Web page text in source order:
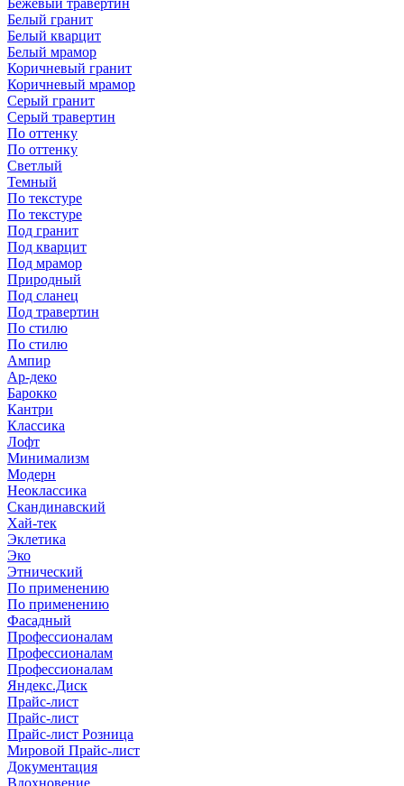
Бежевый травертин
Белый гранит
Белый кварцит
Белый мрамор
Коричневый гранит
Коричневый мрамор
Серый гранит
Серый травертин
По оттенку
По оттенку
Светлый
Темный
По текстуре
По текстуре
Под гранит
Под кварцит
Под мрамор
Природный
Под сланец
Под травертин
По стилю
По стилю
Ампир
Ар-деко
Барокко
Кантри
Классика
Лофт
Минимализм
Модерн
Неоклассика
Скандинавский
Хай-тек
Эклетика
Эко
Этнический
По применению
По применению
Фасадный
Профессионалам
Профессионалам
Профессионалам
Яндекс.Диск
Прайс-лист
Прайс-лист
Прайс-лист Розница
Мировой Прайс-лист
Документация
Вдохновение